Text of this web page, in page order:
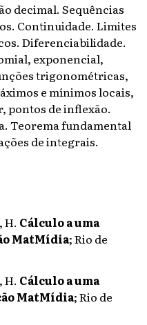
decimal. Sequências
Continuidade. Limites
Diferenciabilidade.
exponencial,
trigonométricas,
e mínimos locais,
pontos de inflexão.
Teorema fundamental
de integrais.
H. Cálculo a uma
MatMídia;Rio de
H. Cálculo a uma
MatMídia;Rio de